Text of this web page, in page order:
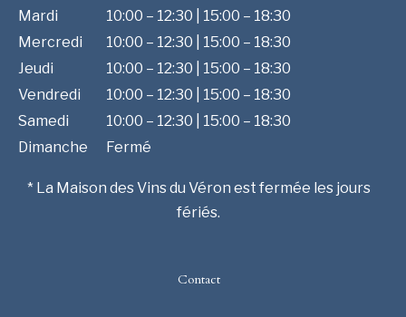
Mardi
Mercredi
Jeudi
Vendredi
Samedi
Dimanche
10:00 – 12:30 | 15:00 – 18:30
10:00 – 12:30 | 15:00 – 18:30
10:00 – 12:30 | 15:00 – 18:30
10:00 – 12:30 | 15:00 – 18:30
10:00 – 12:30 | 15:00 – 18:30
Fermé
* La Maison des Vins du Véron est fermée les jours
fériés.
Contact